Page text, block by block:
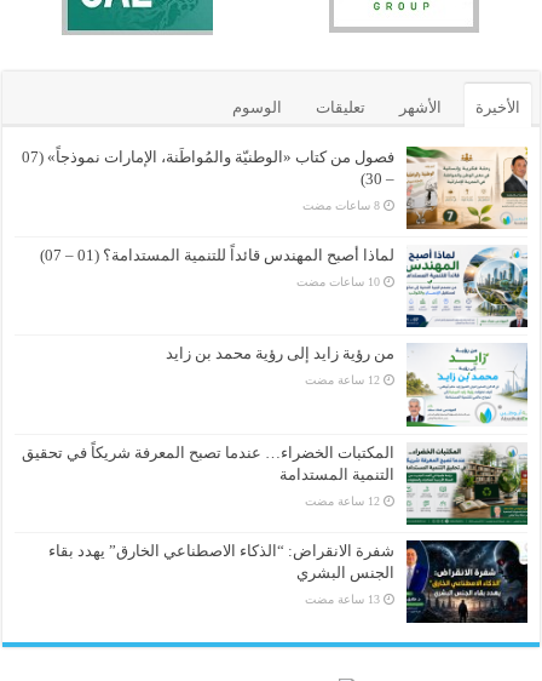
الأخيرة الأشهر تعليقات الوسوم
فصول من كتاب «الوطنيّة والمُواطَنة، الإمارات نموذجاً» (07
– 30)
لماذا أصبح المهندس قائداً للتنمية المستدامة؟ (01 – 07)
من رؤية زايد إلى رؤية محمد بن زايد
المكتبات الخضراء… عندما تصبح المعرفة شريكاً في تحقيق
التنمية المستدامة
شفرة الانقراض: “الذكاء الاصطناعي الخارق” يهدد بقاء
الجنس البشري